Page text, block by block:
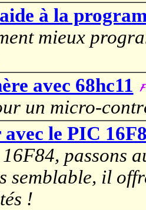
à la
mieux
avec 68hc11
un micro-
le PIC
passons
semblable, il
!